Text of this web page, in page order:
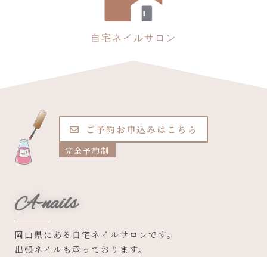
自宅ネイルサロン
ご予約お申込みはこちら
完全予約制
A-nails
岡山県にある自宅ネイルサロンです。
出張ネイルも承っております。